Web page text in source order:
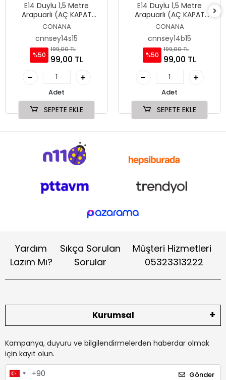
E14 Duylu 1,5 Metre
Arapuarlı (AÇ KAPAT
ANAHTAR) Fişli Seyyar
(2X0,50) (SİYAH) 65W
CONANA
cnnsey14s15
%50
199,00 TL
99,00 TL
Adet
SEPETE EKLE
E14 Duylu 1,5 Metre
Arapuarlı (AÇ KAPAT
ANAHTAR) Fişli Seyyar
(2X0,50) (BEYAZ) 65W
CONANA
cnnsey14b15
%50
199,00 TL
99,00 TL
Adet
SEPETE EKLE
Yardım
Lazım Mı?
Sıkça Sorulan
Sorular
Müşteri Hizmetleri
05323313222
Kurumsal
Kampanya, duyuru ve bilgilendirmelerden haberdar olmak
için kayıt olun.
Gönder